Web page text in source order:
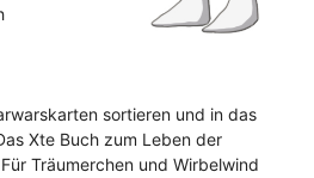
sortieren und in das
Xte Buch zum Leben der
Träumerchen und Wirbelwind